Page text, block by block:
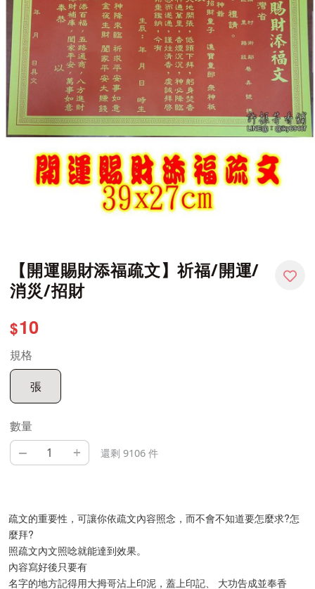
【開運賜財添福疏文】祈福/開運/
消災/招財
$10
規格
張
數量
– + 還剩 9106 件
疏文的重要性，可讓你依疏文內容照念，而不會不知道要怎麼求?怎
麼拜?
照疏文內文照唸就能達到效果。
內容寫好後只要有
名字的地方記得用大拇哥沾上印泥，蓋上印記、 大功告成並奉香